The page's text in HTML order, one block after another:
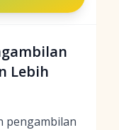
Lebih
pengambilan